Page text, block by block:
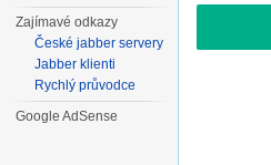
Zajímavé odkazy
České jabber servery
Jabber klienti
Rychlý průvodce
Google AdSense